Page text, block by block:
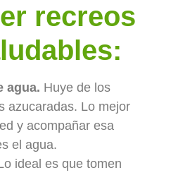
recreos
agua. Huye de los
azucaradas. Lo mejor
y acompañar esa
el agua.
ideal es que tomen